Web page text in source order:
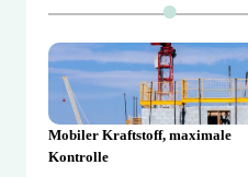
Mobiler Kraftstoff, maximale
Kontrolle